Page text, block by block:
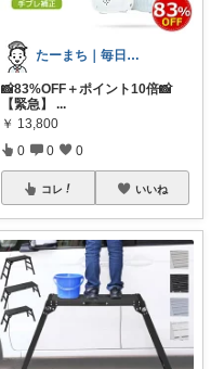
たーまち｜毎日10時 楽天超目玉
📸83%OFF＋ポイント10倍📸
【緊急】
...
￥ 13,800
0 0 0
コレ いいね